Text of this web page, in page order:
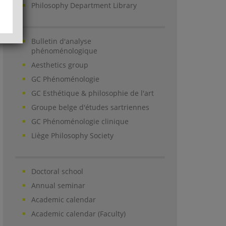
Philosophy Department Library
Bulletin d'analyse
phénoménologique
Aesthetics group
GC Phénoménologie
GC Esthétique & philosophie de l'art
Groupe belge d'études sartriennes
GC Phénoménologie clinique
Liège Philosophy Society
Doctoral school
Annual seminar
Academic calendar
Academic calendar (Faculty)